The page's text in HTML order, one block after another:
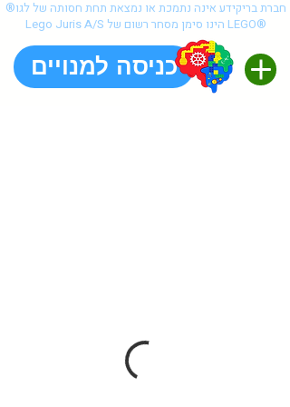
®חברת בריקידע אינה נתמכת או נמצאת תחת חסותה של לגו
Lego Juris A/S הינו סימן מסחר רשום של LEGO®
כניסה למנויים